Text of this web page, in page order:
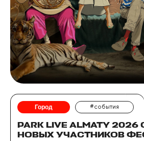
Город #события
PARK LIVE ALMATY
НОВЫХ УЧАСТНИКОВ